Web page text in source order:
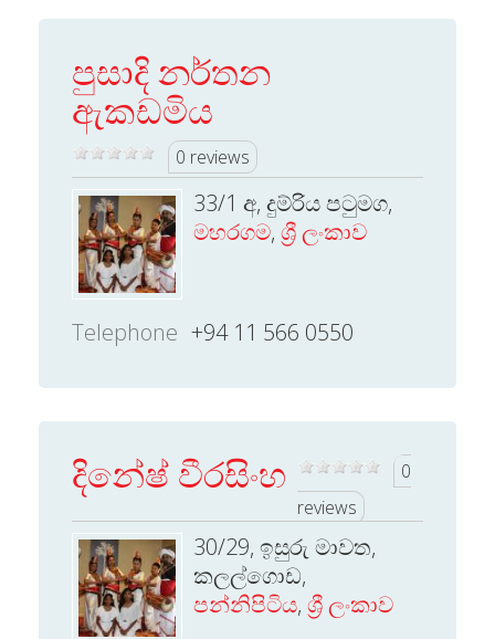
පුසාදි නර්තන
ඇකඩමිය
0 reviews
33/1 අ, දුම්රිය පටුමග,
මහරගම, ශ්‍රී ලංකාව
Telephone +94 11 566 0550
දිනේෂ් වීරසිංහ
0
reviews
30/29, ඉසුරු මාවත,
කලල්ගොඩ,
පන්නිපිටිය, ශ්‍රී ලංකාව